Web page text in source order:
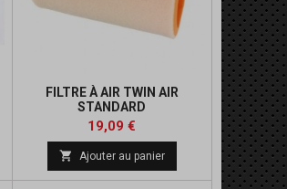
FILTRE À AIR TWIN AIR
STANDARD
Prix
19,09 €
 Ajouter au panier